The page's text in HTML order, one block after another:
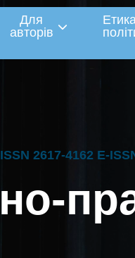
Для
авторів
ISSN 2617-4162 E-ISS
но-пр